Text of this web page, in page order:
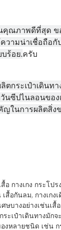
ณภาพดีที่สุด ขอ
ความน่าเชื่อถื
ร้อย.ครับ
ตกระเป๋าเดิน
นซีปไนลอนขอ
ญในการผลิตสิ่
อ กางเกง กระโป
เสื้อกันลม, กางเ
ษบางอย่างเช่น
ระเป๋าเดินทางมั
งหลายชนิด เช่น